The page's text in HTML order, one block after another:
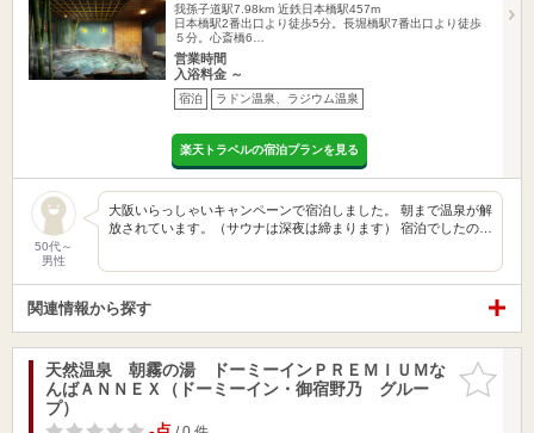
我孫子道駅7.98km 近鉄日本橋駅457m
日本橋駅2番出口より徒歩5分。長堀橋駅7番出口より徒歩
５分。心斎橋6…
営業時間
入浴料金 ～
宿泊 ラドン温泉、ラジウム温泉
楽天トラベルの宿泊プランを見る
50代～
男性
大阪いらっしゃいキャンペーンで宿泊しました。 朝まで温泉が解
放されています。（サウナは深夜は締まります） 宿泊でしたの…
関連情報から探す
お気に入
りに追加
天然温泉 朝霧の湯 ドーミーインＰＲＥＭＩＵＭな
んばＡＮＮＥＸ（ドーミーイン・御宿野乃 グルー
プ）